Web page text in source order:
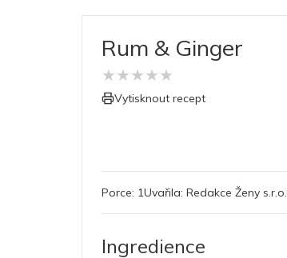
Rum & Ginger
★★★★★
Vytisknout recept
Porce: 1Uvařila: Redakce Ženy s.r.o.
Ingredience